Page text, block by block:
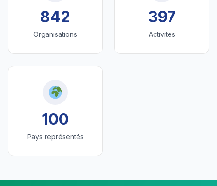
842
Organisations
397
Activités
100
Pays représentés